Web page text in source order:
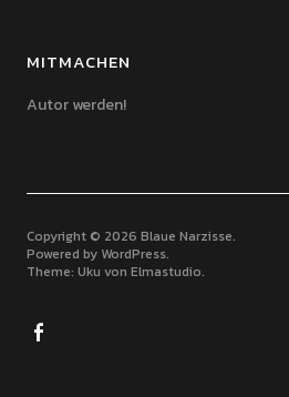
MITMACHEN
Autor werden!
Copyright © 2026 Blaue Narzisse
Powered by WordPress
Theme: Uku von Elmastudio